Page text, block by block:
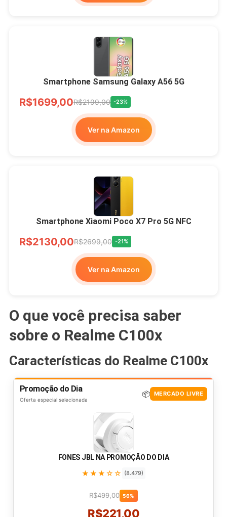
Smartphone Samsung Galaxy A56 5G
R$1699,00R$2199,00 -23%
Ver na Amazon
Smartphone Xiaomi Poco X7 Pro 5G NFC
R$2130,00R$2699,00 -21%
Ver na Amazon
O que você precisa saber
sobre o Realme C100x
Características do Realme C100x
Promoção do Dia
Oferta especial selecionada
📦 MERCADO LIVRE
FONES JBL NA PROMOÇÃO DO DIA
★★★☆☆ (8.479)
R$499,00 56%
R$221,00